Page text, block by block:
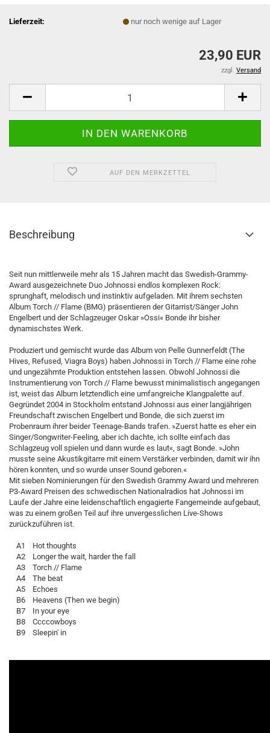
Lieferzeit: nur noch wenige auf Lager
23,90 EUR
zzgl. Versand
AUF DEN MERKZETTEL
Beschreibung
Seit nun mittlerweile mehr als 15 Jahren macht das Swedish-Grammy-
Award ausgezeichnete Duo Johnossi endlos komplexen Rock:
sprunghaft, melodisch und instinktiv aufgeladen. Mit ihrem sechsten
Album Torch // Flame (BMG) präsentieren der Gitarrist/Sänger John
Engelbert und der Schlagzeuger Oskar »Ossi« Bonde ihr bisher
dynamischstes Werk.
Produziert und gemischt wurde das Album von Pelle Gunnerfeldt (The
Hives, Refused, Viagra Boys) haben Johnossi in Torch // Flame eine rohe
und ungezähmte Produktion entstehen lassen. Obwohl Johnossi die
Instrumentierung von Torch // Flame bewusst minimalistisch angegangen
ist, weist das Album letztendlich eine umfangreiche Klangpalette auf.
Gegründet 2004 in Stockholm entstand Johnossi aus einer langjährigen
Freundschaft zwischen Engelbert und Bonde, die sich zuerst im
Probenraum ihrer beider Teenage-Bands trafen. »Zuerst hatte es eher ein
Singer/Songwriter-Feeling, aber ich dachte, ich sollte einfach das
Schlagzeug voll spielen und dann wurde es laut«, sagt Bonde. »John
musste seine Akustikgitarre mit einem Verstärker verbinden, damit wir ihn
hören konnten, und so wurde unser Sound geboren.«
Mit sieben Nominierungen für den Swedish Grammy Award und mehreren
P3-Award Preisen des schwedischen Nationalradios hat Johnossi im
Laufe der Jahre eine leidenschaftlich engagierte Fangemeinde aufgebaut,
was zu einem großen Teil auf ihre unvergesslichen Live-Shows
zurückzuführen ist.
A1 Hot thoughts
A2 Longer the wait, harder the fall
A3 Torch // Flame
A4 The beat
A5 Echoes
B6 Heavens (Then we begin)
B7 In your eye
B8 Ccccowboys
B9 Sleepin' in